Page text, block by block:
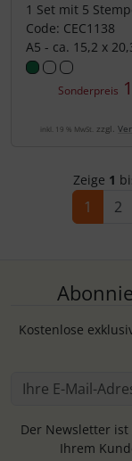
1 Set mit 5
Code: CEC1138
A5 - ca. 15,2 x
Sonderpreis
inkl. 19 % MwSt. zzgl.
Zeige 1
1 2
Kostenlose
Der Newsletter
Ihrem